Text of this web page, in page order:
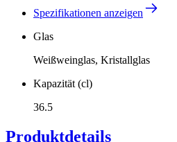
Spezifikationen anzeigen
Glas
Weißweinglas, Kristallglas
Kapazität (cl)
36.5
Produktdetails